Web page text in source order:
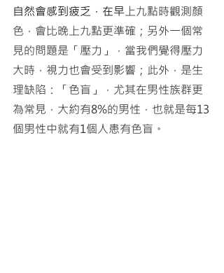
自然會感到疲乏，在早上九點時觀測顏
色，會比晚上九點更準確；另外一個常
見的問題是「壓力」，當我們覺得壓力
大時，視力也會受到影響；此外，是生
理缺陷：「色盲」，尤其在男性族群更
為常見，大約有8%的男性，也就是每13
個男性中就有1個人患有色盲 。